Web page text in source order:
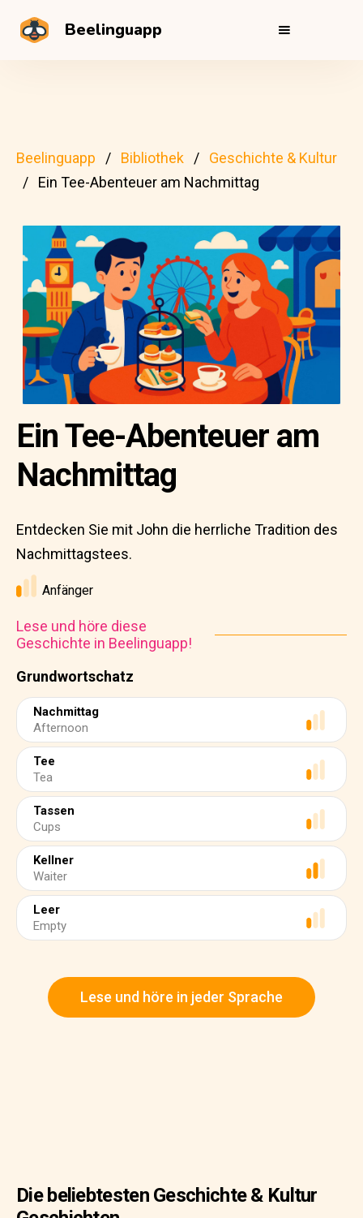
Beelinguapp
Beelinguapp Bibliothek
Geschichte & Kultur
Ein Tee-Abenteuer am Nachmittag
Grundwortschatz
Nachmittag
Afternoon
Tee
Tea
Tassen
Cups
Kellner
Waiter
Leer
Empty
Ein Tee-Abenteuer am
Nachmittag
Entdecken Sie mit John die herrliche Tradition des
Nachmittagstees.
Anfänger
Lese und höre diese
Geschichte in Beelinguapp!
Lese und höre in jeder Sprache
Die beliebtesten Geschichte & Kultur